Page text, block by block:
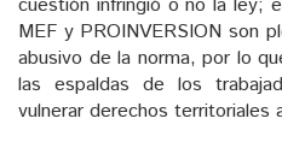
cuestión infringió o no la ley;
MEF y PROINVERSION son
abusivo de la norma, por lo
las espaldas de los
vulnerar derechos